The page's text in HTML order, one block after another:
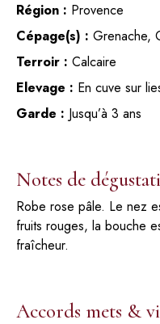
Région : Provence
Cépage(s) : Grenache,
Terroir : Calcaire
Elevage : En cuve sur
Garde : Jusqu’à 3 ans
Notes de
Robe rose pâle. Le nez
fruits rouges, la bouche
fraîcheur.
Accords mets &